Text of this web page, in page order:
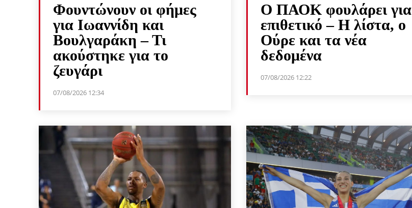
Φουντώνουν οι φήμες
για Ιωαννίδη και
Βουλγαράκη – Τι
ακούστηκε για το
ζευγάρι
07/08/2026 12:34
Ο ΠΑΟΚ φουλάρει για
επιθετικό – Η λίστα, ο
Ούρε και τα νέα
δεδομένα
07/08/2026 12:22